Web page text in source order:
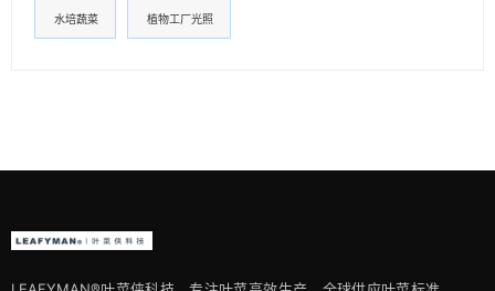
水培蔬菜 植物工厂光照